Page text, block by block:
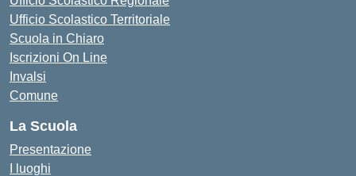
Ufficio Scolastico Territoriale
Scuola in Chiaro
Iscrizioni On Line
Invalsi
Comune
La Scuola
Presentazione
I luoghi